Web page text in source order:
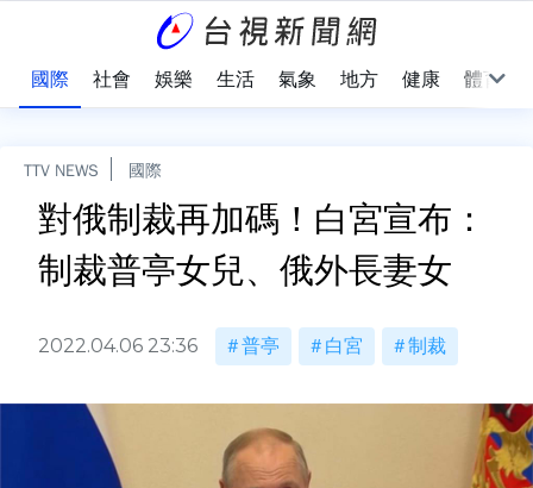
國際 社會 娛樂 生活 氣象 地方 健康 體育
TTV NEWS 國際
對俄制裁再加碼！白宮宣布：
制裁普亭女兒、俄外長妻女
2022.04.06 23:36 普亭 白宮 制裁